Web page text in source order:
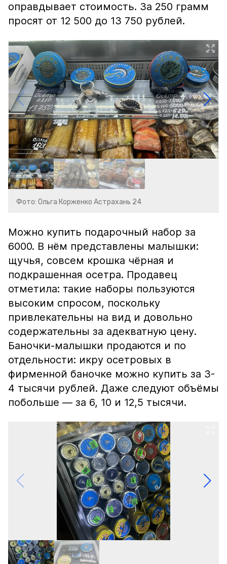
оправдывает стоимость. За 250 грамм
просят от 12 500 до 13 750 рублей.
Фото: Ольга Корженко Астрахань 24
Можно купить подарочный набор за
6000. В нём представлены малышки:
щучья, совсем крошка чёрная и
подкрашенная осетра. Продавец
отметила: такие наборы пользуются
высоким спросом, поскольку
привлекательны на вид и довольно
содержательны за адекватную цену.
Баночки-малышки продаются и по
отдельности: икру осетровых в
фирменной баночке можно купить за 3-
4 тысячи рублей. Даже следуют объёмы
побольше — за 6, 10 и 12,5 тысячи.